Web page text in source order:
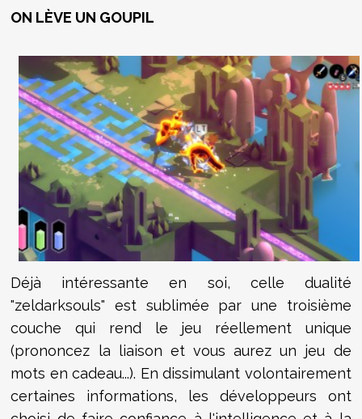
ON LÈVE UN GOUPIL
Déjà intéressante en soi, celle dualité
"zeldarksouls" est sublimée par une troisième
couche qui rend le jeu réellement unique
(prononcez la liaison et vous aurez un jeu de
mots en cadeau...). En dissimulant volontairement
certaines informations, les développeurs ont